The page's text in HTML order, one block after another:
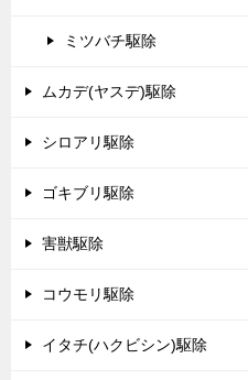
ミツバチ駆除
ムカデ(ヤスデ)駆除
シロアリ駆除
ゴキブリ駆除
害獣駆除
コウモリ駆除
イタチ(ハクビシン)駆除